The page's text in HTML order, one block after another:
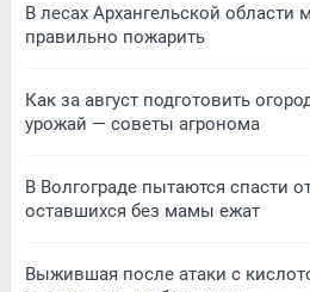
В лесах Архангельской области
правильно пожарить
Как за август подготовить
урожай — советы агронома
В Волгограде пытаются спасти
оставшихся без мамы ежат
Выжившая после атаки с